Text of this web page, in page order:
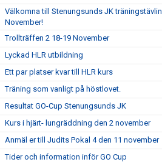
Välkomna till Stenungsunds JK
November!
Trollträffen 2 18-19 November
Lyckad HLR utbildning
Ett par platser kvar till HLR kurs
Träning som vanligt på höstlovet.
Resultat GO-Cup Stenungsunds JK
Kurs i hjärt- lungräddning den 2 november
Anmäl er till Judits Pokal 4 den 11 november
Tider och information inför GO Cup